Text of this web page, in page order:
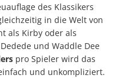
des Klassikers
in die Welt von
als Kirby oder als
und Waddle Dee
pro Spieler wird das
und unkompliziert.